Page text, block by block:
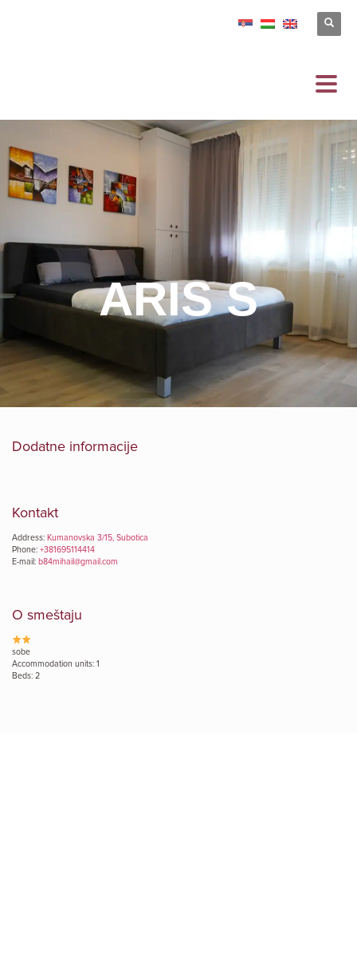
ARIS S
Dodatne informacije
Kontakt
Address: Kumanovska 3/15, Subotica
Phone: +381695114414
E-mail: b84mihail@gmail.com
O smeštaju
sobe
Accommodation units: 1
Beds: 2